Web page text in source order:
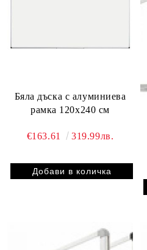
Бяла дъска с алуминиева
рамка 120х240 см
€163.61 319.99лв.